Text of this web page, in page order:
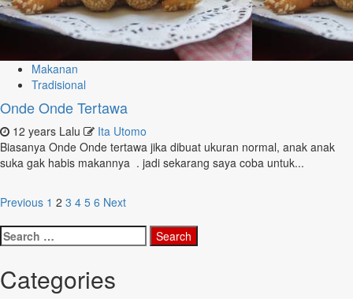
Makanan
Tradisional
Onde Onde Tertawa
12 years Lalu
Ita Utomo
Biasanya Onde Onde tertawa jika dibuat ukuran normal, anak anak
suka gak habis makannya . jadi sekarang saya coba untuk...
Posts
pagination
Previous 1 2 3 4 5 6 Next
Search
for:
Categories